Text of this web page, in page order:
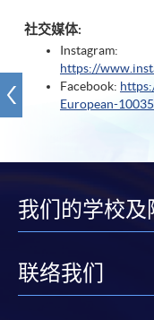
社交媒体:
Instagram:
https://
Facebook:
European-
我们的学校及
联络我们